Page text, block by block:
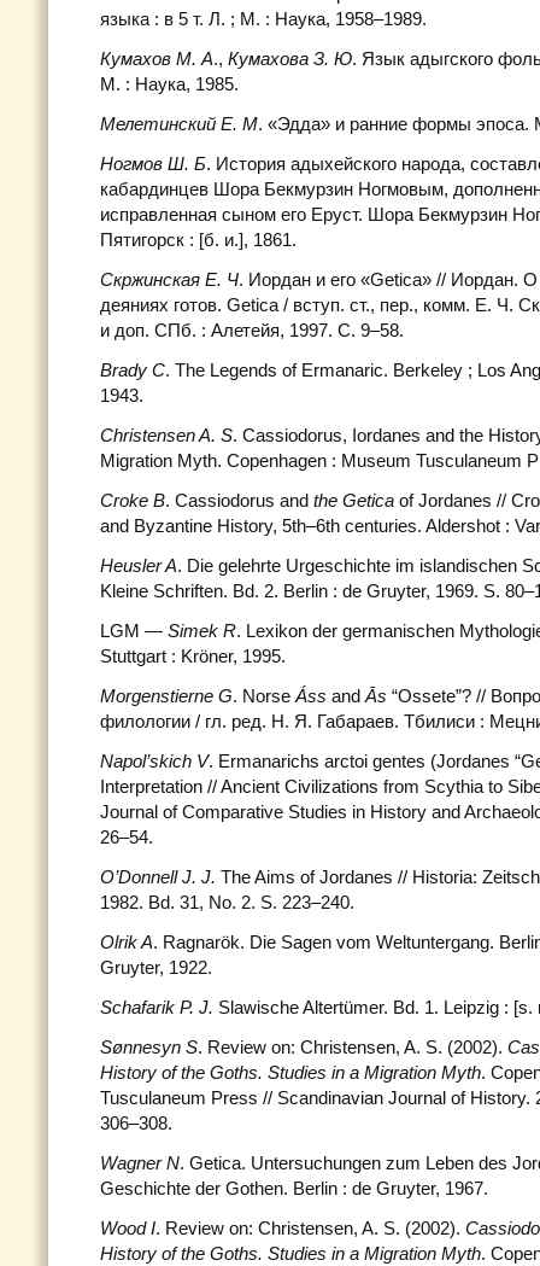
языка : в 5 т. Л. ; М. : Наука, 1958–1989.
Кумахов М. А., Кумахова З. Ю. Язык адыгского
М. : Наука, 1985.
Мелетинский Е. М. «Эдда» и ранние формы эпоса.
Ногмов Ш. Б. История адыхейского народа,
кабардинцев Шора Бекмурзин Ногмовым,
исправленная сыном его Еруст. Шора Бекмурзин
Пятигорск : [б. и.], 1861.
Скржинская Е. Ч. Иордан и его «Getica» // Иордан.
деяниях готов. Getica / вступ. ст., пер., комм. Е. Ч.
и доп. СПб. : Алетейя, 1997. С. 9–58.
Brady C. The Legends of Ermanaric. Berkeley ; Los
1943.
Christensen A. S. Cassiodorus, Iordanes and the
Migration Myth. Copenhagen : Museum Tusculaneum
Croke B. Cassiodorus and the Getica of Jordanes //
and Byzantine History, 5th–6th centuries. Aldershot :
Heusler A. Die gelehrte Urgeschichte im islandischen
Kleine Schriften. Bd. 2. Berlin : de Gruyter, 1969. S.
LGM — Simek R. Lexikon der germanischen
Stuttgart : Kröner, 1995.
Morgenstierne G. Norse Áss and Ās “Ossete”? //
филологии / гл. ред. Н. Я. Габараев. Тбилиси :
Napol’skich V. Ermanarichs arctoi gentes (Jordanes
Interpretation // Ancient Civilizations from Scythia to
Journal of Comparative Studies in History and
26–54.
O’Donnell J. J. The Aims of Jordanes // Historia:
1982. Bd. 31, No. 2. S. 223–240.
Olrik A. Ragnarök. Die Sagen vom Weltuntergang.
Gruyter, 1922.
Schafarik P. J. Slawische Altertümer. Bd. 1. Leipzig : [s.
Sønnesyn S. Review on: Christensen, A. S. (2002).
History of the Goths. Studies in a Migration Myth.
Tusculaneum Press // Scandinavian Journal of History.
306–308.
Wagner N. Getica. Untersuchungen zum Leben des
Geschichte der Gothen. Berlin : de Gruyter, 1967.
Wood I. Review on: Christensen, A. S. (2002).
History of the Goths. Studies in a Migration Myth.